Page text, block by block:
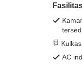
Kulkas
AC